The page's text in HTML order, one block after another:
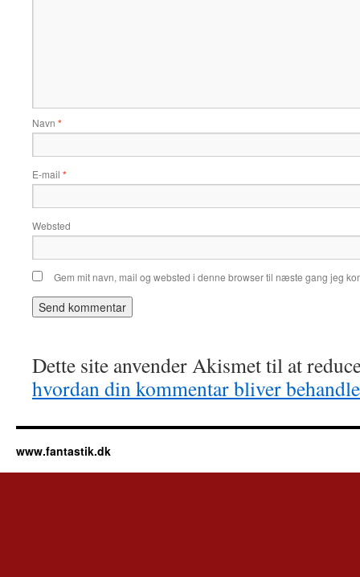
Navn *
E-mail *
Websted
Gem mit navn, mail og websted i denne browser til næste gang jeg
Dette site anvender Akismet til at
hvordan din kommentar bliver
www.fantastik.dk